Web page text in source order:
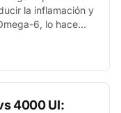
la inflamación y
6, lo hace
estas grasas.
4000 UI: